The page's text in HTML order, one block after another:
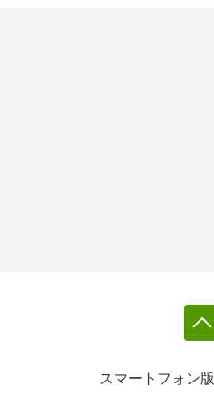
スマートフォン版